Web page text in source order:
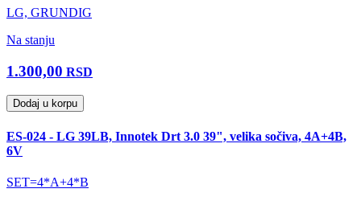
LG, GRUNDIG
Na stanju
1.300,00 RSD
Dodaj u korpu
ES-024 - LG 39LB, Innotek Drt 3.0 39", velika sočiva, 4A+4B,
6V
SET=4*A+4*B